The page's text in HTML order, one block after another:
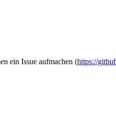
ein Issue aufmachen (https://